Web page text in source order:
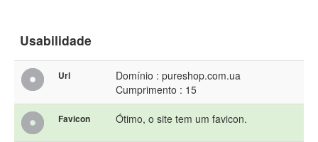
Usabilidade
Url
Domínio : pureshop.com.ua
Cumprimento : 15
Favicon Ótimo, o site tem um favicon.